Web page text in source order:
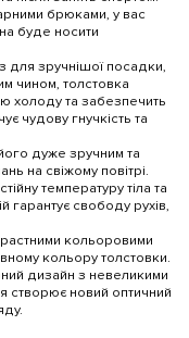
брюками, у вас
буде носити
для зручнішої посадки,
чином, толстовка
холоду та забезпечить
чудову гнучкість та
дуже зручним та
на свіжому повітрі.
температуру тіла та
гарантує свободу рухів,
кольоровими
кольору толстовки.
дизайн з невеликими
створює новий оптичний